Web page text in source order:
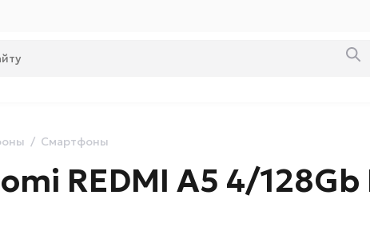
Смартфоны
REDMI A5 4/128Gb